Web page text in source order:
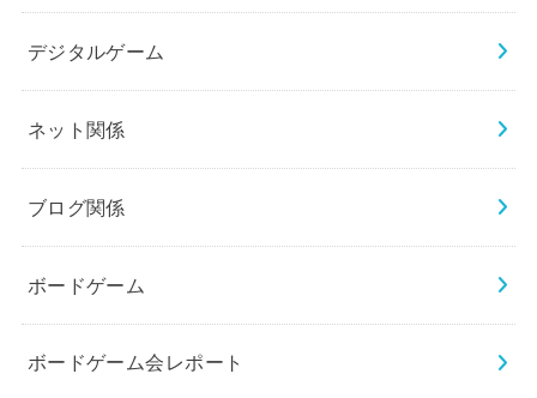
デジタルゲーム
ネット関係
ブログ関係
ボードゲーム
ボードゲーム会レポート